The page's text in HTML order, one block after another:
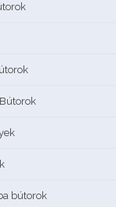
bútorok